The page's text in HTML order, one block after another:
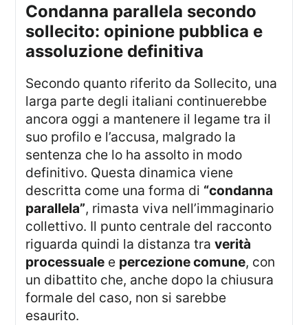
condanna parallela secondo
sollecito: opinione pubblica e
assoluzione definitiva
Secondo quanto riferito da Sollecito, una
larga parte degli italiani continuerebbe
ancora oggi a mantenere il legame tra il
suo profilo e l’accusa, malgrado la
sentenza che lo ha assolto in modo
definitivo. Questa dinamica viene
descritta come una forma di “condanna
parallela”, rimasta viva nell’immaginario
collettivo. Il punto centrale del racconto
riguarda quindi la distanza traverità
processuale e percezione comune, con
un dibattito che, anche dopo la chiusura
formale del caso, non si sarebbe
esaurito.